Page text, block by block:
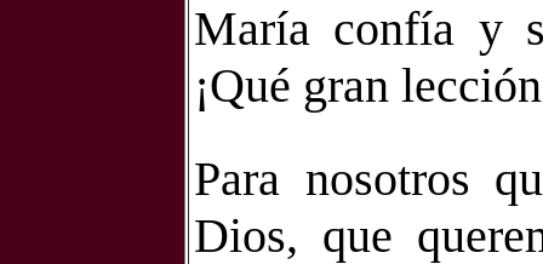
María confía y
¡Qué gran
Para nosotros
Dios, que